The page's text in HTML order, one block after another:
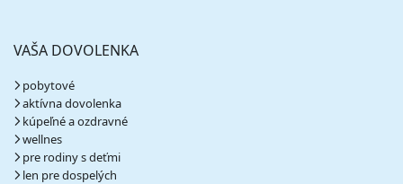
VAŠA DOVOLENKA
pobytové
aktívna dovolenka
kúpeľné a ozdravné
wellnes
pre rodiny s deťmi
len pre dospelých